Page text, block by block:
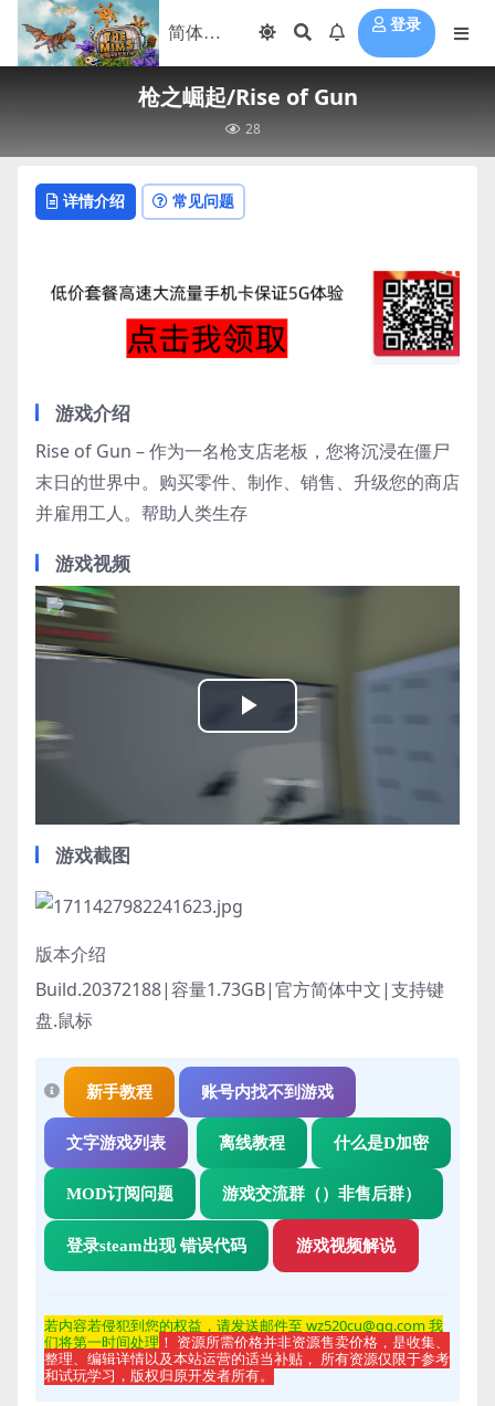
登录
枪之崛起/Rise of Gun
28
详情介绍 常见问题
游戏介绍
Rise of Gun – 作为一名枪支店老板，您将沉浸在僵尸
末日的世界中。购买零件、制作、销售、升级您的商店
并雇用工人。帮助人类生存
游戏视频
Play
Video
游戏截图
版本介绍
Build.20372188|容量1.73GB|官方简体中文|支持键
盘.鼠标
新手教程 账号内找不到游戏
文字游戏列表 离线教程 什么是D加密
MOD订阅问题 游戏交流群（）非售后群）
登录steam出现 错误代码 游戏视频解说
若内容若侵犯到您的权益，请发送邮件至 wz520cu@qq.com 我
们将第一时间处理 ！ 资源所需价格并非资源售卖价格，是收集、
整理、编辑详情以及本站运营的适当补贴， 所有资源仅限于参考
和试玩学习，版权归原开发者所有。